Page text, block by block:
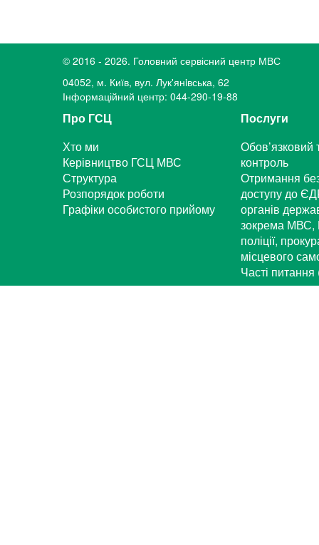
© 2016 - 2026. Головний сервісний центр МВС
04052, м. Київ, вул. Лук'янiвська, 62
Інформаційний центр: 044-290-19-88
Про ГСЦ
Хто ми
Керівництво ГСЦ МВС
Структура
Розпорядок роботи
Графіки особистого прийому
Послуги
Обов’язковий
контроль
Отримання
доступу до
органів
зокрема МВС,
поліції,
місцевого
Часті питання